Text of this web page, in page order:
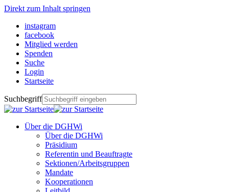
Direkt zum Inhalt springen
instagram
facebook
Mitglied werden
Spenden
Suche
Login
Startseite
Suchbegriff
Über die DGHWi
Über die DGHWi
Präsidium
Referentin und Beauftragte
Sektionen/Arbeitsgruppen
Mandate
Kooperationen